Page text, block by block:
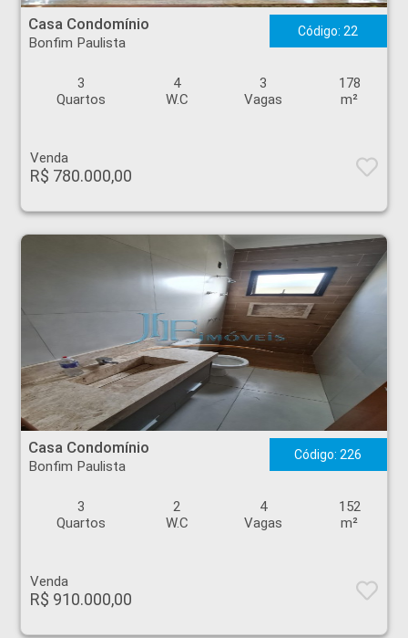
Casa Condomínio
Bonfim Paulista
Código: 22
3
Quartos
4
W.C
3
Vagas
178
m²
Venda
R$ 780.000,00
Casa Condomínio - Bonfim Paulista - Ribeirão Preto
Casa Condomínio
Bonfim Paulista
Código: 226
3
Quartos
2
W.C
4
Vagas
152
m²
Venda
R$ 910.000,00